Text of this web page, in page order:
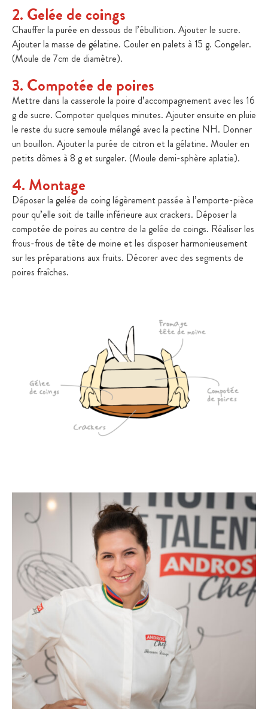
2. Gelée de coings
Chauffer la purée en dessous de l’ébullition. Ajouter le sucre.
Ajouter la masse de gélatine. Couler en palets à 15 g. Congeler.
(Moule de 7cm de diamètre).
3. Compotée de poires
Mettre dans la casserole la poire d’accompagnement avec les 16
g de sucre. Compoter quelques minutes. Ajouter ensuite en pluie
le reste du sucre semoule mélangé avec la pectine NH. Donner
un bouillon. Ajouter la purée de citron et la gélatine. Mouler en
petits dômes à 8 g et surgeler. (Moule demi-sphère aplatie).
4. Montage
Déposer la gelée de coing légèrement passée à l’emporte-pièce
pour qu’elle soit de taille inférieure aux crackers. Déposer la
compotée de poires au centre de la gelée de coings. Réaliser les
frous-frous de tête de moine et les disposer harmonieusement
sur les préparations aux fruits. Décorer avec des segments de
poires fraîches.